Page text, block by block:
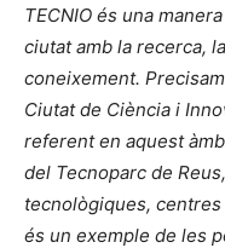
TECNIO és una
ciutat amb la recerca,
coneixement.
Ciutat de Ciència i
referent en aquest
del Tecnoparc de
tecnològiques,
és un exemple de les